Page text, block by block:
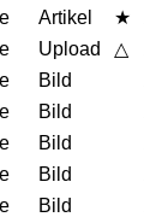
Artikel ★
Upload △
Bild
Bild
Bild
Bild
Bild